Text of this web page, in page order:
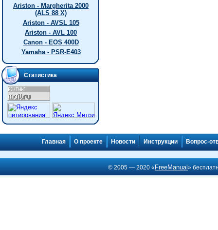
Ariston - Margherita 2000
(ALS 88 X)
Ariston - AVSL 105
Ariston - AVL 100
Canon - EOS 400D
Yamaha - PSR-E403
Статистика
Главная О проекте Новости Инструкции Вопрос-
© 2005 — 2020 « FreeManual»